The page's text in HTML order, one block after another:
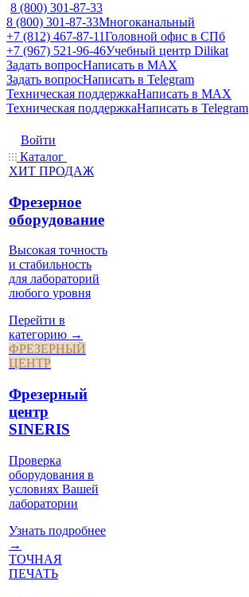
8 (800) 301-87-33
8 (800) 301-87-33Многоканальный
+7 (812) 467-87-11Головной офис в СПб
+7 (967) 521-96-46Учебный центр Dilikat
Задать вопросНаписать в MAX
Задать вопросНаписать в Telegram
Техническая поддержкаНаписать в MAX
Техническая поддержкаНаписать в Telegram
Войти
Каталог
ХИТ ПРОДАЖ
Фрезерное
оборудование
Высокая точность
и стабильность
для лабораторий
любого уровня
Перейти в
категорию →
ФРЕЗЕРНЫЙ
ЦЕНТР
Фрезерный
центр
SINERIS
Проверка
оборудования в
условиях Вашей
лаборатории
Узнать подробнее
→
ТОЧНАЯ
ПЕЧАТЬ